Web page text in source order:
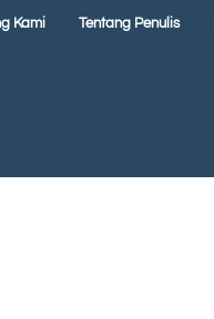
Kami Tentang Penulis